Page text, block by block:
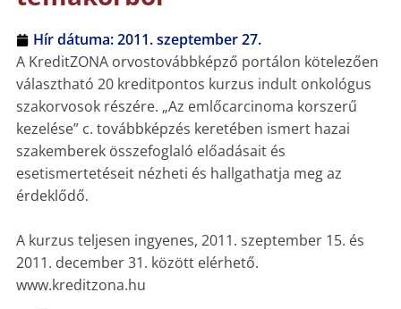
Hír dátuma:2011. szeptember 27.
A KreditZONA orvostovábbképző portálon kötelezően
választható 20 kreditpontos kurzus indult onkológus
szakorvosok részére. „Az emlőcarcinoma korszerű
kezelése” c. továbbképzés keretében ismert hazai
szakemberek összefoglaló előadásait és
esetismertetéseit nézheti és hallgathatja meg az
érdeklődő.
A kurzus teljesen ingyenes, 2011. szeptember 15. és
2011. december 31. között elérhető.
www.kreditzona.hu